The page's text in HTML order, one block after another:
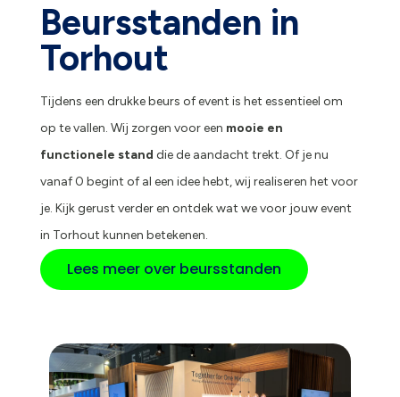
Beursstanden in
Torhout
Tijdens een drukke beurs of event is het essentieel om
op te vallen. Wij zorgen voor een mooie en
functionele stand die de aandacht trekt. Of je nu
vanaf 0 begint of al een idee hebt, wij realiseren het voor
je. Kijk gerust verder en ontdek wat we voor jouw event
in Torhout kunnen betekenen.
Lees meer over beursstanden